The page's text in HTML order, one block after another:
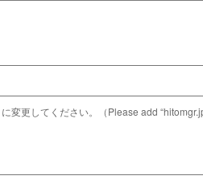
変更してください。（Please add